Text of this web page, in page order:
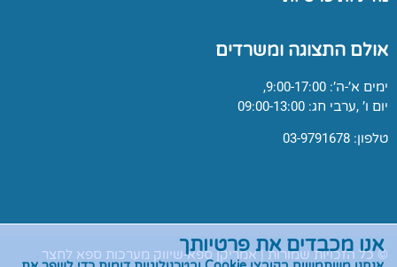
אולם התצוגה ומשרדים
ימים א’-ה’: 9:00-17:00,
יום ו’ ,ערבי חג: 09:00-13:00
טלפון: 03-9791678
© כל הזכויות שמורות | אמריקן ספא-שיווק מערכות ספא לחצר
אנו מכבדים את פרטיותך